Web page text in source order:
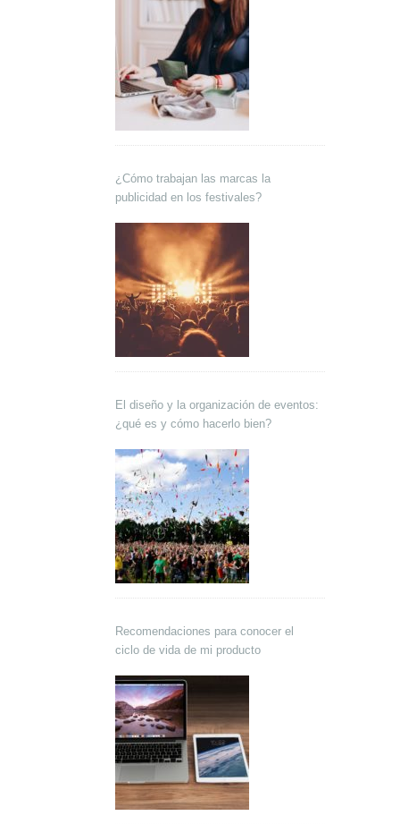
¿Cómo trabajan las marcas la
publicidad en los festivales?
El diseño y la organización de eventos:
¿qué es y cómo hacerlo bien?
Recomendaciones para conocer el
ciclo de vida de mi producto